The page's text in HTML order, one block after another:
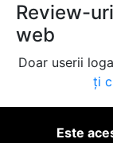
Review-
web
Doar userii
ți
Este